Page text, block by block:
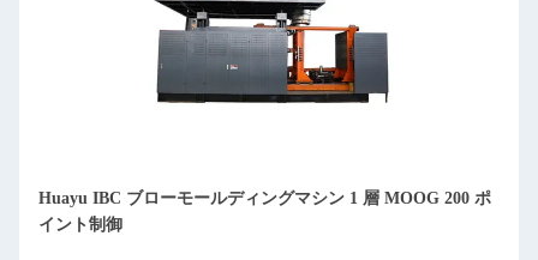
Huayu IBC ブローモールディングマシン 1 層 MOOG 200 ポ
イント制御